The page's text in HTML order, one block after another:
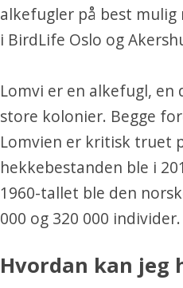
alkefugler på best
i BirdLife Oslo og
Lomvi er en alkefugl, en
store kolonier. Begge
Lomvien er kritisk truet
hekkebestanden ble i
1960-tallet ble den
000 og 320 000 individer.
Hvordan kan jeg